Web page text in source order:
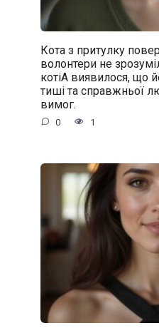
Кота з притулку
волонтери не
котіА виявилося, що
тиші та справжньої
вимог.
0 1